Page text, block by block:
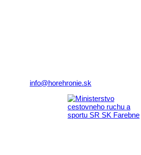
info@horehronie.sk